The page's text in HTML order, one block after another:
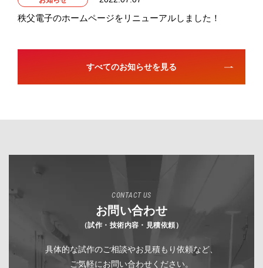
秩父電子のホームページをリニューアルしました！
すべてのお知らせを見る
CONTACT US
お問い合わせ
（試作・技術内容・見積依頼）
具体的な試作のご相談やお見積もり依頼など、
ご気軽にお問い合わせください。